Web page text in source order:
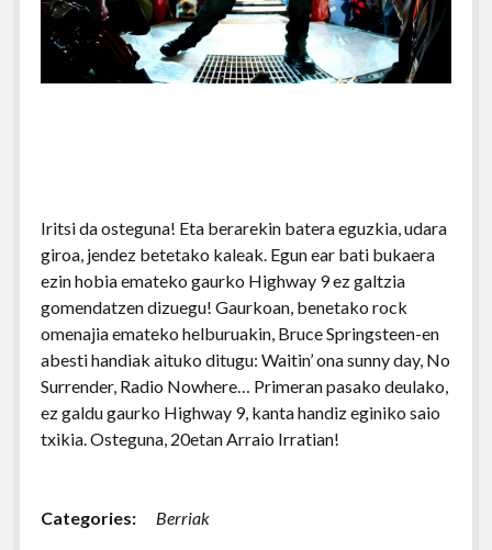
Iritsi da osteguna! Eta berarekin batera eguzkia, udara
giroa, jendez betetako kaleak. Egun ear bati bukaera
ezin hobia emateko gaurko Highway 9 ez galtzia
gomendatzen dizuegu! Gaurkoan, benetako rock
omenajia emateko helburuakin, Bruce Springsteen-en
abesti handiak aituko ditugu: Waitin’ ona sunny day, No
Surrender, Radio Nowhere… Primeran pasako deulako,
ez galdu gaurko Highway 9, kanta handiz eginiko saio
txikia. Osteguna, 20etan Arraio Irratian!
Categories: Berriak